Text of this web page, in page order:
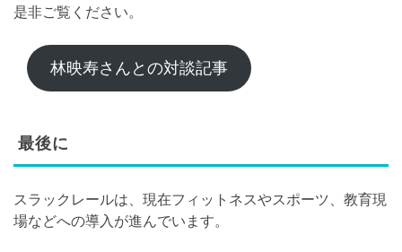
是非ご覧ください。
林映寿さんとの対談記事
最後に
スラックレールは、現在フィットネスやスポーツ、教育現
場などへの導入が進んでいます。